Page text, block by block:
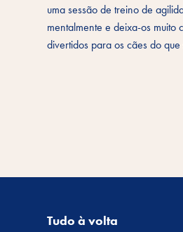
uma sessão de treino de
mentalmente e deixa-os
divertidos para os cães do
Tudo à volta